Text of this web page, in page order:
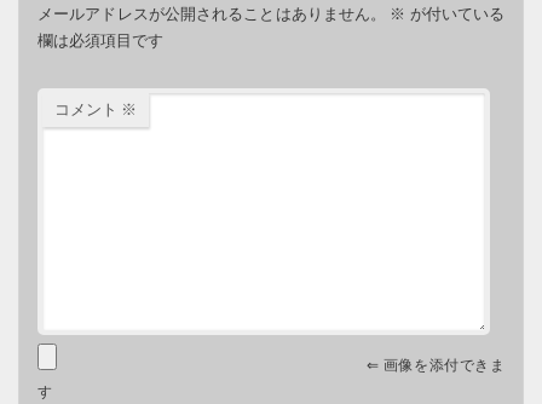
メールアドレスが公開されることはありません。 ※ が付いている
欄は必須項目です
コメント ※
⇐ 画像を添付できま
す